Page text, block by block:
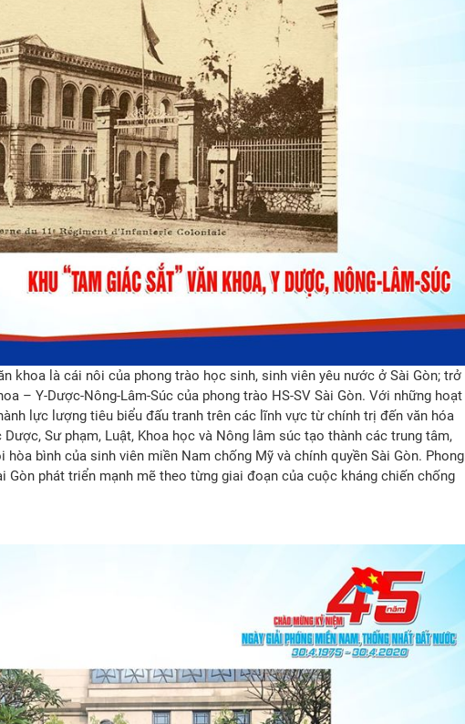
khoa là cái nôi của phong trào học sinh, sinh viên yêu nước ở Sài Gòn; trở
– Y-Dược-Nông-Lâm-Súc của phong trào HS-SV Sài Gòn. Với những hoạt
lực lượng tiêu biểu đấu tranh trên các lĩnh vực từ chính trị đến văn hóa
Sư phạm, Luật, Khoa học và Nông lâm súc tạo thành các trung tâm,
bình của sinh viên miền Nam chống Mỹ và chính quyền Sài Gòn. Phong
phát triển mạnh mẽ theo từng giai đoạn của cuộc kháng chiến chống